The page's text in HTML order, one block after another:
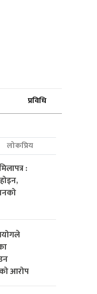
प्रविधि
लोकप्रिय
:
आरोप